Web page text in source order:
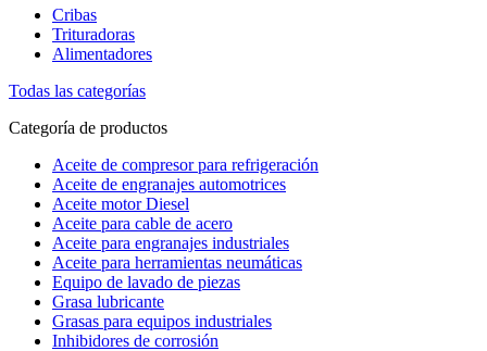
Cribas
Trituradoras
Alimentadores
Todas las categorías
Categoría de productos
Aceite de compresor para refrigeración
Aceite de engranajes automotrices
Aceite motor Diesel
Aceite para cable de acero
Aceite para engranajes industriales
Aceite para herramientas neumáticas
Equipo de lavado de piezas
Grasa lubricante
Grasas para equipos industriales
Inhibidores de corrosión